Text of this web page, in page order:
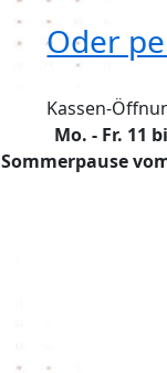
Oder
Kassen-
Mo. - Fr. 11
Sommerpause